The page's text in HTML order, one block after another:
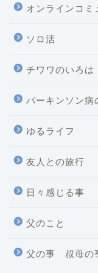
オンラインコ
ソロ活
チワワのいろは
パーキンソン病
ゆるライフ
友人との旅行
日々感じる事
父のこと
父の事 叔母の